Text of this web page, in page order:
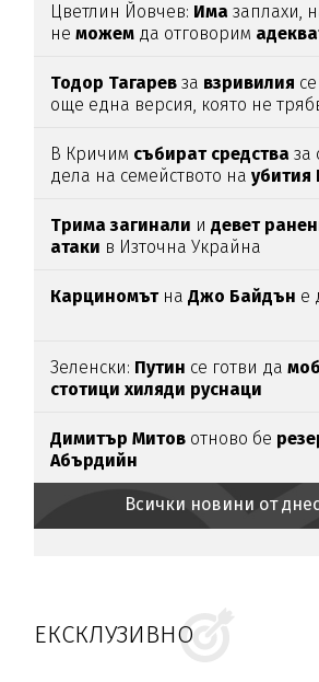
Цветлин Йовчев: Има заплахи,
неможем да отговорим
Тодор Тагарев за взривилия
още една версия, която не
В Кричим събират средства за
дела на семейството наубития
Трима загинали идевет
атаки в Източна Украйна
КарциномътнаДжо Байдън е
Зеленски: Путин се готви да
стотици хиляди руснаци
Димитър Митов отново бе
Абърдийн
Всички новини от
ЕКСКЛУЗИВНО